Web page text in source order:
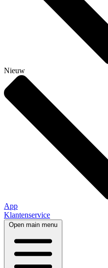
Nieuw
App
Klantenservice
Open main menu